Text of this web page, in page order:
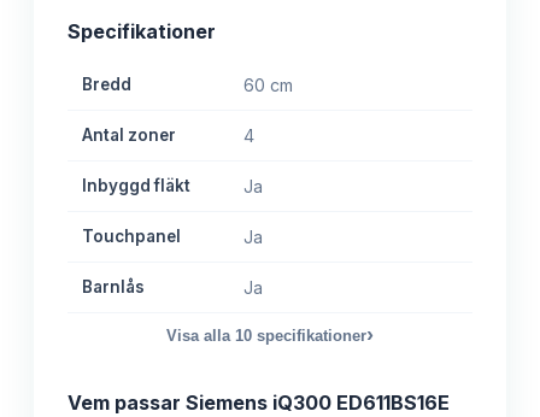
Specifikationer
Bredd 60 cm
Antal zoner 4
Inbyggd fläkt Ja
Touchpanel Ja
Barnlås Ja
Visa alla 10 specifikationer›
Vem passar Siemens iQ300 ED611BS16E